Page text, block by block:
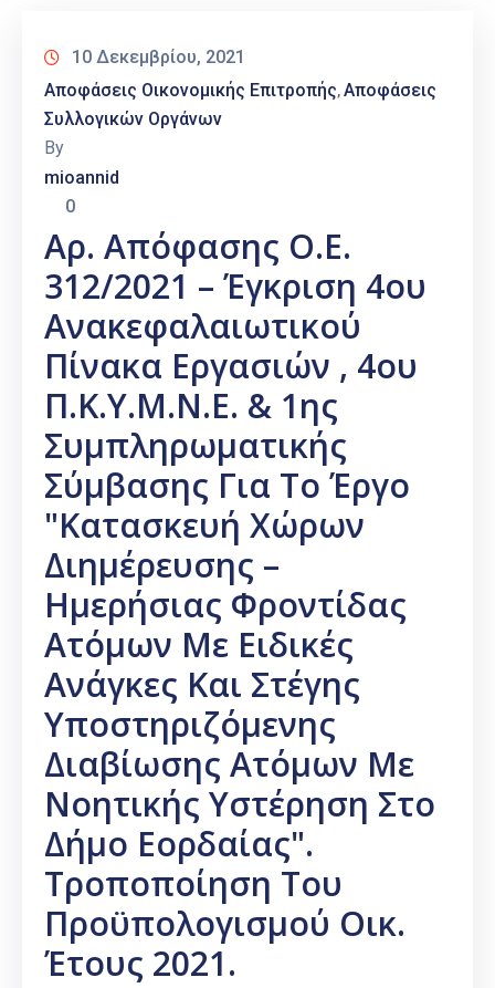
10 Δεκεμβρίου, 2021
Αποφάσεις Οικονομικής Επιτροπής‚Αποφάσεις
Συλλογικών Οργάνων
By
mioannid
0
Αρ. Απόφασης Ο.Ε.
312/2021 – Έγκριση 4ου
Ανακεφαλαιωτικού
Πίνακα Εργασιών , 4ου
Π.Κ.Υ.Μ.Ν.Ε. & 1ης
Συμπληρωματικής
Σύμβασης Για Το Έργο
"Κατασκευή Χώρων
Διημέρευσης –
Ημερήσιας Φροντίδας
Ατόμων Με Ειδικές
Ανάγκες Και Στέγης
Υποστηριζόμενης
Διαβίωσης Ατόμων Με
Νοητικής Υστέρηση Στο
Δήμο Εορδαίας".
Τροποποίηση Του
Προϋπολογισμού Οικ.
Έτους 2021.